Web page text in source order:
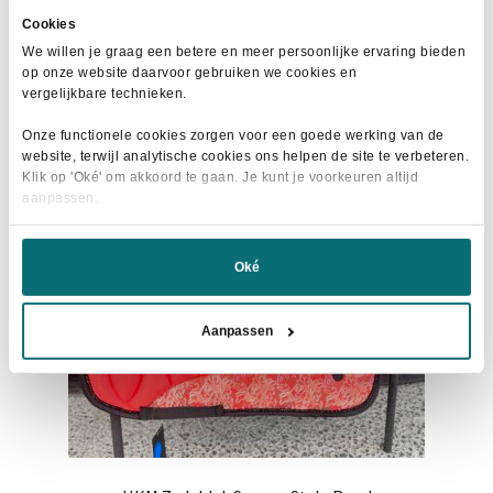
Cookies
We willen je graag een betere en meer persoonlijke ervaring bieden
op onze website daarvoor gebruiken we cookies en
vergelijkbare technieken.
Onze functionele cookies zorgen voor een goede werking van de
website, terwijl analytische cookies ons helpen de site te verbeteren.
Klik op 'Oké' om akkoord te gaan. Je kunt je voorkeuren altijd
aanpassen.
Oké
Aanpassen
heeft
meerdere
optie
kan
worden
- 48%